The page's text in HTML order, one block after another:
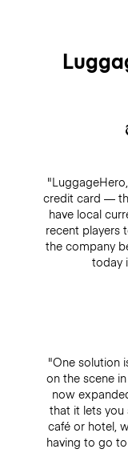
credit card —
have local
recent players
the company
today
"One solution
on the scene
now
that it lets you
café or hotel,
having to go